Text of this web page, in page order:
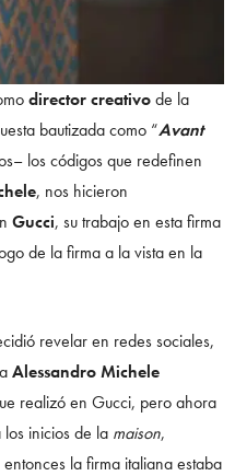
director creativode la
bautizada como “Avant
los códigos que redefinen
, nos hicieron
Gucci, su trabajo en esta firma
de la firma a la vista en la
revelar en redes sociales,
Alessandro Michele
realizó en Gucci, pero ahora
inicios de la maison,
la firma italiana estaba